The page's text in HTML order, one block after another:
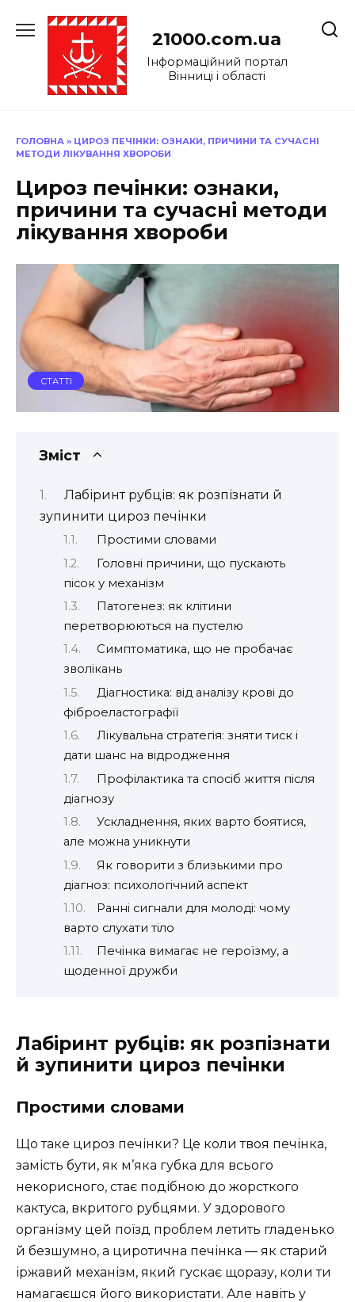
до
21000.com.ua
Інформаційний портал
Вінниці і області
ГОЛОВНА » ЦИРОЗ ПЕЧІНКИ: ОЗНАКИ, ПРИЧИНИ ТА СУЧАСНІ
МЕТОДИ ЛІКУВАННЯ ХВОРОБИ
Цироз печінки: ознаки,
причини та сучасні методи
лікування хвороби
СТАТТІ
Зміст
Лабіринт рубців: як розпізнати й
зупинити цироз печінки
Простими словами
Головні причини, що пускають
пісок у механізм
Патогенез: як клітини
перетворюються на пустелю
Симптоматика, що не пробачає
зволікань
Діагностика: від аналізу крові до
фіброеластографії
Лікувальна стратегія: зняти тиск і
дати шанс на відродження
Профілактика та спосіб життя після
діагнозу
Ускладнення, яких варто боятися,
але можна уникнути
Як говорити з близькими про
діагноз: психологічний аспект
Ранні сигнали для молоді: чому
варто слухати тіло
Печінка вимагає не героїзму, а
щоденної дружби
Лабіринт рубців: як розпізнати
й зупинити цироз печінки
Простими словами
Що таке цироз печінки? Це коли твоя печінка,
замість бути, як м’яка губка для всього
некорисного, стає подібною до жорсткого
кактуса, вкритого рубцями. У здорового
організму цей поїзд проблем летить гладенько
й безшумно, а циротична печінка — як старий
іржавий механізм, який гускає щоразу, коли ти
намагаєшся його використати. Але навіть у